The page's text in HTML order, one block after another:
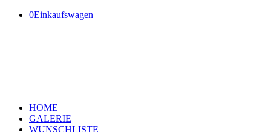
0Einkaufswagen
HOME
GALERIE
WUNSCHLISTE